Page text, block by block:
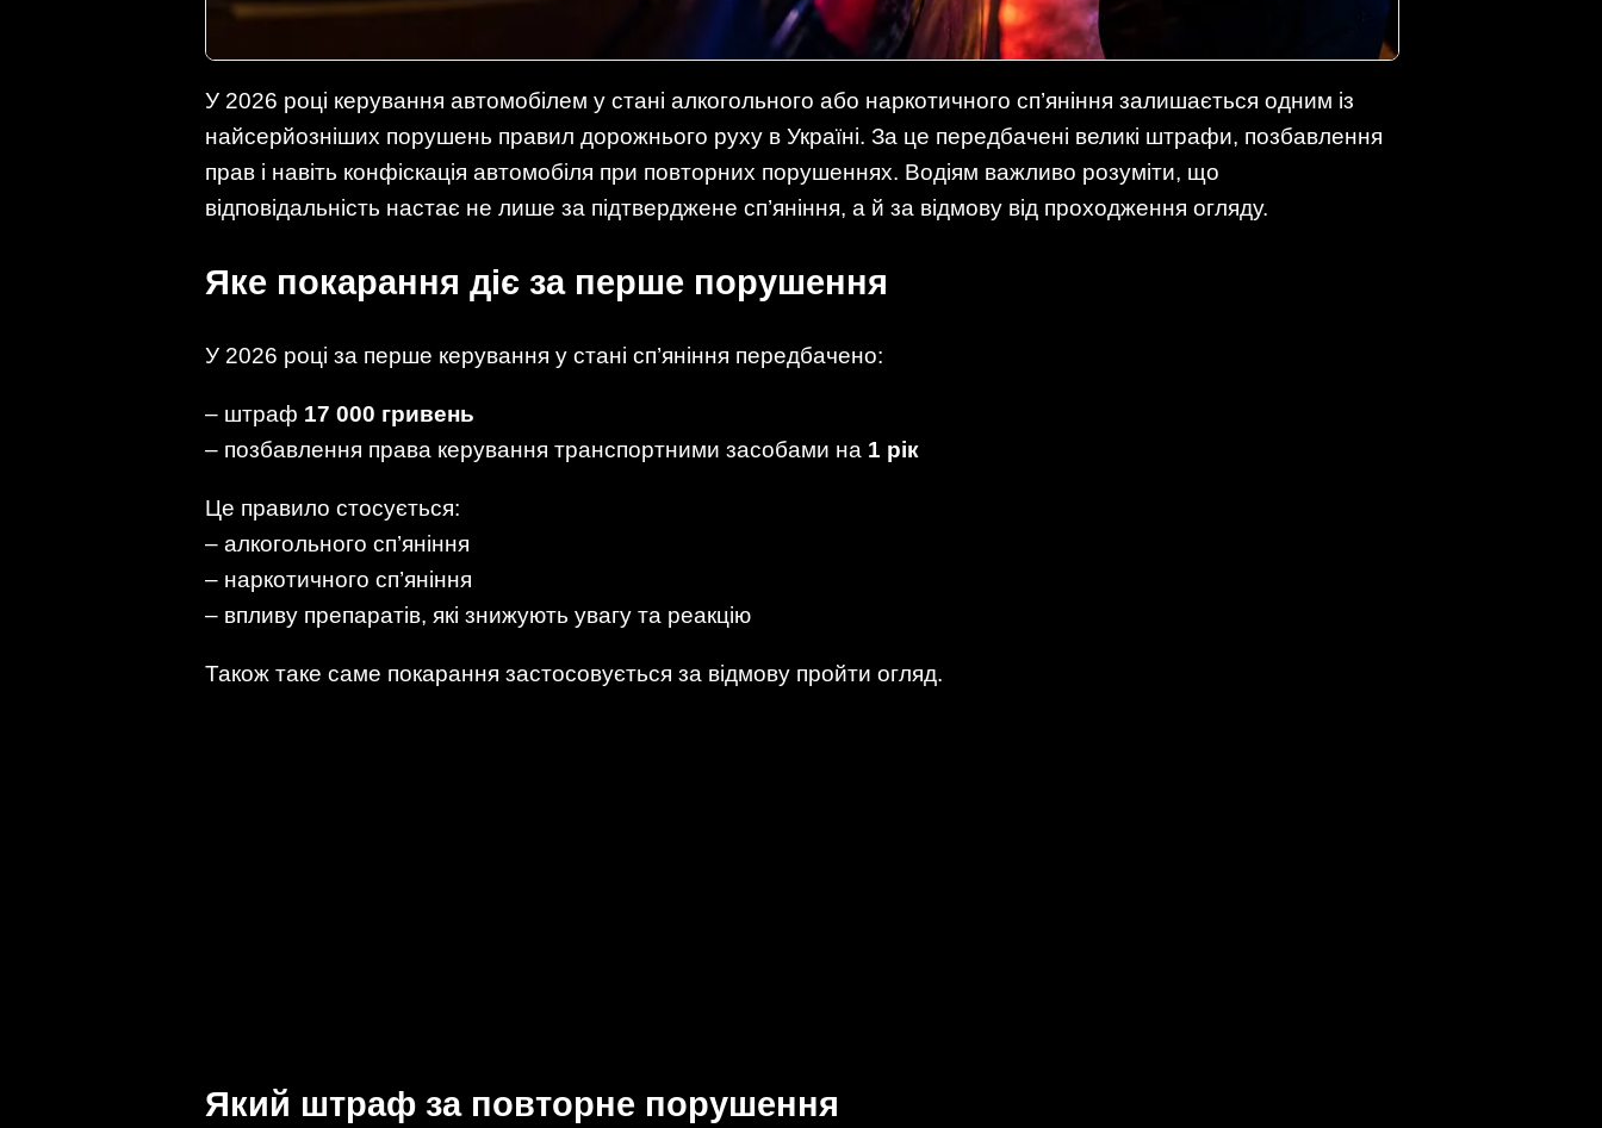
У 2026 році керування автомобілем у стані алкогольного або наркотичного сп’яніння залишається одним із
найсерйозніших порушень правил дорожнього руху в Україні. За це передбачені великі штрафи, позбавлення
прав і навіть конфіскація автомобіля при повторних порушеннях. Водіям важливо розуміти, що
відповідальність настає не лише за підтверджене сп’яніння, а й за відмову від проходження огляду.
Яке покарання діє за перше порушення
У 2026 році за перше керування у стані сп’яніння передбачено:
– штраф 17 000 гривень
– позбавлення права керування транспортними засобами на 1 рік
Це правило стосується:
– алкогольного сп’яніння
– наркотичного сп’яніння
– впливу препаратів, які знижують увагу та реакцію
Також таке саме покарання застосовується за відмову пройти огляд.
Який штраф за повторне порушення